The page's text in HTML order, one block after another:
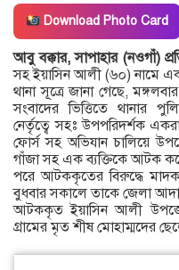
Download Photo Card
আবু বক্কার, সাপাহার (নওগাঁ)
সহ ইয়াসিন আলী (৬০) নামে
থানা সূত্রে জানা গেছে,
সংবাদের ভিত্তিতে থানার
নের্তৃত্বে সহঃ উপপরিদর্শক
ফোর্স সহ অভিযান চালিয়ে
গাঁজা সহ এক ব্যক্তিকে আটক
পরে আটককৃতের বিরুদ্ধে
বুধবার সকালে তাকে জেলা
আটককৃত ইয়াসিন আলী
গ্রামের মৃত শীষ মোহাম্মদের